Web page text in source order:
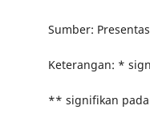
Sumber:
Keterangan: *
** signifikan pada